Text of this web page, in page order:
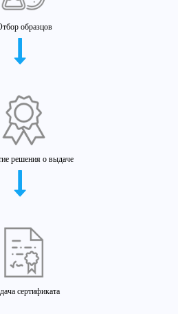
образцов
решения о выдаче
сертификата